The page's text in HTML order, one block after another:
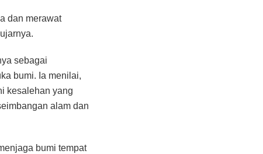
dan merawat
sebagai
bumi. Ia menilai,
kesalehan yang
alam dan
bumi tempat